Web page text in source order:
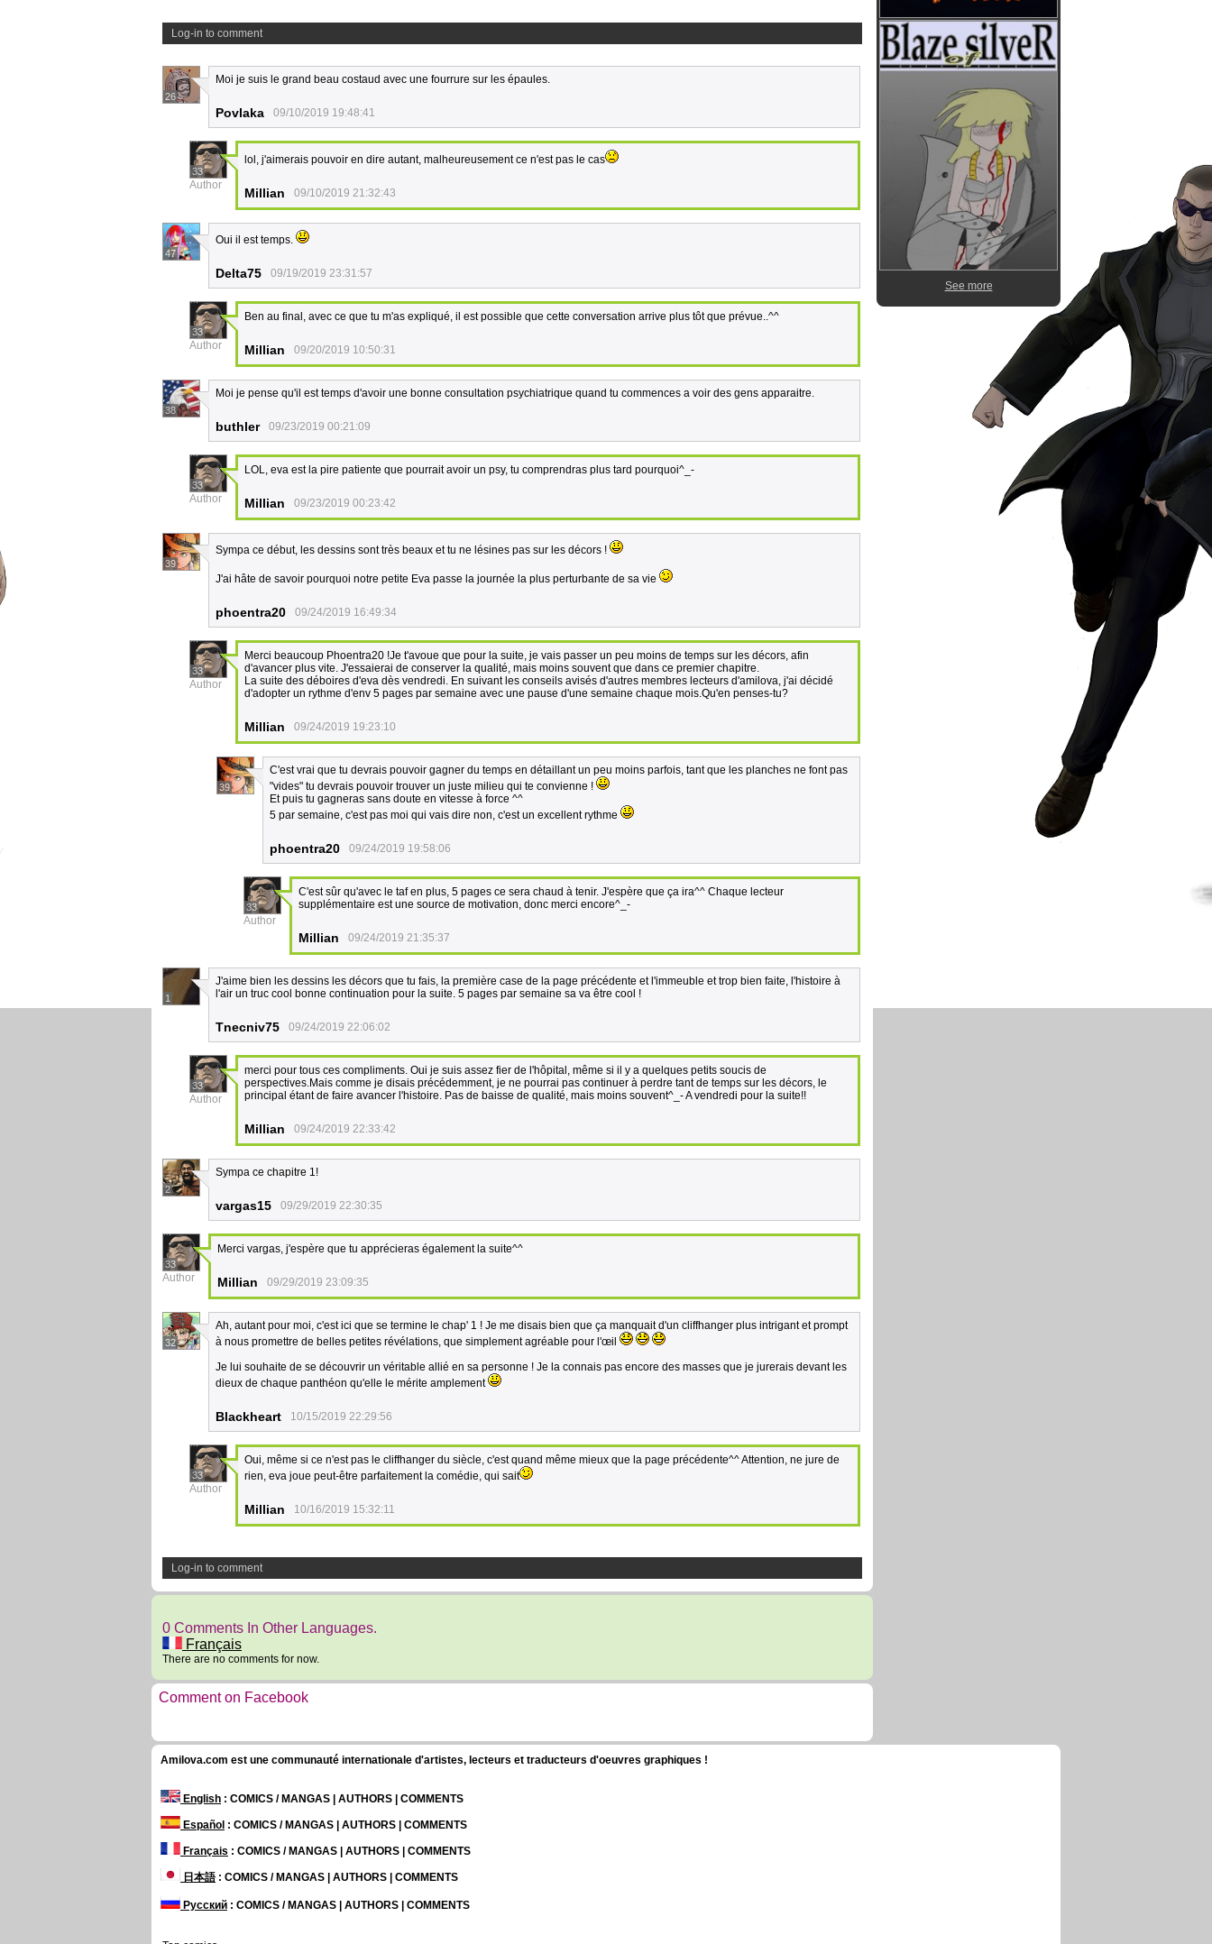
Log-in to comment
26
Moi je suis le grand beau costaud avec une fourrure sur les épaules.
Povlaka 09/10/2019 19:48:41
33
Author
lol, j'aimerais pouvoir en dire autant, malheureusement ce n'est pas le cas
Millian 09/10/2019 21:32:43
47
Oui il est temps.
Delta75 09/19/2019 23:31:57
33
Author
Ben au final, avec ce que tu m'as expliqué, il est possible que cette conversation arrive plus tôt que prévue..^^
Millian 09/20/2019 10:50:31
38
Moi je pense qu'il est temps d'avoir une bonne consultation psychiatrique quand tu commences a voir des gens apparaitre.
buthler 09/23/2019 00:21:09
33
Author
LOL, eva est la pire patiente que pourrait avoir un psy, tu comprendras plus tard pourquoi^_-
Millian 09/23/2019 00:23:42
39
Sympa ce début, les dessins sont très beaux et tu ne lésines pas sur les décors !
J'ai hâte de savoir pourquoi notre petite Eva passe la journée la plus perturbante de sa vie
phoentra20 09/24/2019 16:49:34
33
Author
Merci beaucoup Phoentra20 !Je t'avoue que pour la suite, je vais passer un peu moins de temps sur les décors, afin
d'avancer plus vite. J'essaierai de conserver la qualité, mais moins souvent que dans ce premier chapitre.
La suite des déboires d'eva dès vendredi. En suivant les conseils avisés d'autres membres lecteurs d'amilova, j'ai décidé
d'adopter un rythme d'env 5 pages par semaine avec une pause d'une semaine chaque mois.Qu'en penses-tu?
Millian 09/24/2019 19:23:10
39
C'est vrai que tu devrais pouvoir gagner du temps en détaillant un peu moins parfois, tant que les planches ne font pas
"vides" tu devrais pouvoir trouver un juste milieu qui te convienne !
Et puis tu gagneras sans doute en vitesse à force ^^
5 par semaine, c'est pas moi qui vais dire non, c'est un excellent rythme
phoentra20 09/24/2019 19:58:06
33
Author
C'est sûr qu'avec le taf en plus, 5 pages ce sera chaud à tenir. J'espère que ça ira^^ Chaque lecteur
supplémentaire est une source de motivation, donc merci encore^_-
Millian 09/24/2019 21:35:37
1
J'aime bien les dessins les décors que tu fais, la première case de la page précédente et l'immeuble et trop bien faite, l'histoire à
l'air un truc cool bonne continuation pour la suite. 5 pages par semaine sa va être cool !
Tnecniv75 09/24/2019 22:06:02
33
Author
merci pour tous ces compliments. Oui je suis assez fier de l'hôpital, même si il y a quelques petits soucis de
perspectives.Mais comme je disais précédemment, je ne pourrai pas continuer à perdre tant de temps sur les décors, le
principal étant de faire avancer l'histoire. Pas de baisse de qualité, mais moins souvent^_- A vendredi pour la suite!!
Millian 09/24/2019 22:33:42
2
Sympa ce chapitre 1!
vargas15 09/29/2019 22:30:35
33
Author
Merci vargas, j'espère que tu apprécieras également la suite^^
Millian 09/29/2019 23:09:35
32
Ah, autant pour moi, c'est ici que se termine le chap' 1 ! Je me disais bien que ça manquait d'un cliffhanger plus intrigant et prompt
à nous promettre de belles petites révélations, que simplement agréable pour l'œil
Je lui souhaite de se découvrir un véritable allié en sa personne ! Je la connais pas encore des masses que je jurerais devant les
dieux de chaque panthéon qu'elle le mérite amplement
Blackheart 10/15/2019 22:29:56
33
Author
Oui, même si ce n'est pas le cliffhanger du siècle, c'est quand même mieux que la page précédente^^ Attention, ne jure de
rien, eva joue peut-être parfaitement la comédie, qui sait
Millian 10/16/2019 15:32:11
Log-in to comment
0 Comments In Other Languages.
Français
There are no comments for now.
Comment on Facebook
See more
Amilova.com est une communauté internationale d'artistes, lecteurs et traducteurs d'oeuvres graphiques !
English : COMICS / MANGAS | AUTHORS | COMMENTS
Español : COMICS / MANGAS | AUTHORS | COMMENTS
Français : COMICS / MANGAS | AUTHORS | COMMENTS
日本語: COMICS / MANGAS | AUTHORS | COMMENTS
Русский : COMICS / MANGAS | AUTHORS | COMMENTS